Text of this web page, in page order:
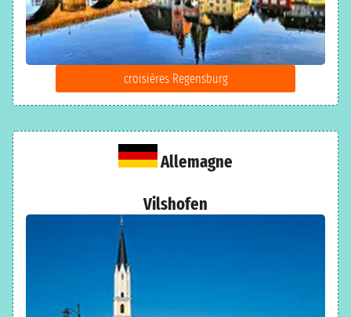
croisières Regensburg
Allemagne
Vilshofen